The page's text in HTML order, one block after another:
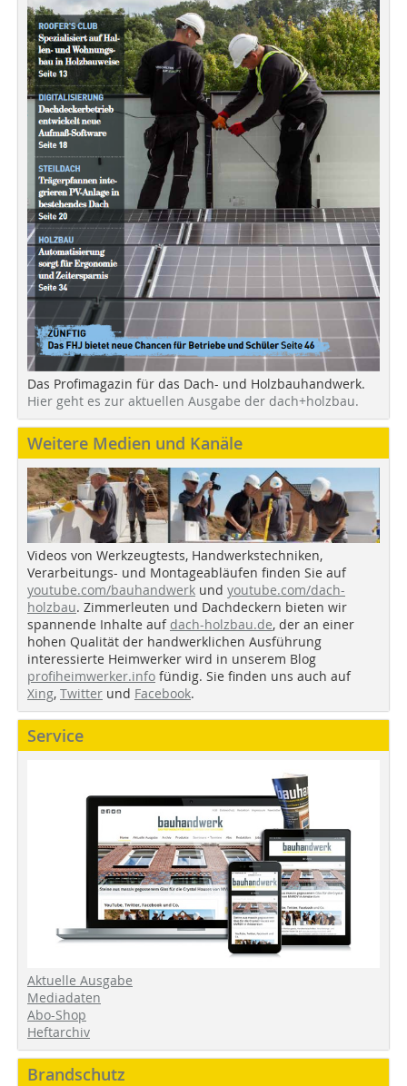
Das Profimagazin für das Dach- und Holzbauhandwerk.
Hier geht es zur aktuellen Ausgabe der dach+holzbau.
Weitere Medien und Kanäle
Videos von Werkzeugtests, Handwerkstechniken,
Verarbeitungs- und Montageabläufen finden Sie auf
youtube.com/bauhandwerk und youtube.com/dach-
holzbau. Zimmerleuten und Dachdeckern bieten wir
spannende Inhalte auf dach-holzbau.de, der an einer
hohen Qualität der handwerklichen Ausführung
interessierte Heimwerker wird in unserem Blog
profiheimwerker.info fündig. Sie finden uns auch auf
Xing, Twitter und Facebook.
Service
Aktuelle Ausgabe
Mediadaten
Abo-Shop
Heftarchiv
Brandschutz